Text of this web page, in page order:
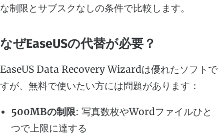
な制限とサブスクなしの条件で比較します。
なぜEaseUSの代替が必要？
EaseUS Data Recovery Wizardは優れたソフトで
すが、無料で使いたい方には問題があります：
500MBの制限: 写真数枚やWordファイルひと
つで上限に達する